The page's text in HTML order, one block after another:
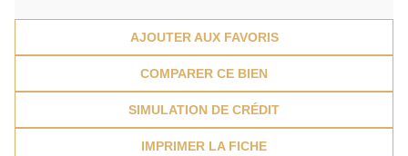
AJOUTER AUX FAVORIS
COMPARER CE BIEN
SIMULATION DE CRÉDIT
IMPRIMER LA FICHE